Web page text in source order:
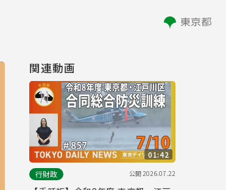
関連動画
01:42
行財政
公開2026.07.22